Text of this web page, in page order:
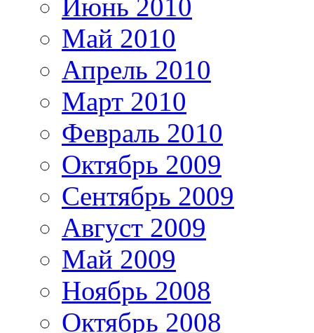
Июнь 2010
Май 2010
Апрель 2010
Март 2010
Февраль 2010
Октябрь 2009
Сентябрь 2009
Август 2009
Май 2009
Ноябрь 2008
Октябрь 2008